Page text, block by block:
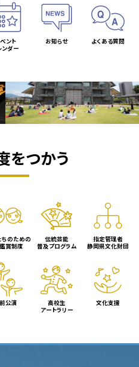
ント
ンダー
お知らせ よくある質問
をつかう
ちのための
賞制度
伝統芸能
普及プログラム
指定管理者
静岡県文化財団
公演
高校生
アートラリー
文化支援